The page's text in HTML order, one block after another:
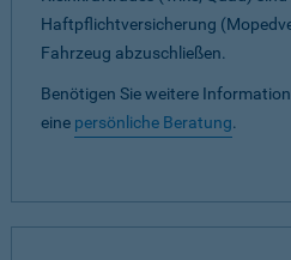
Haftpflichtversicherung
Fahrzeug abzuschließen.
Benötigen Sie weitere
eine persönliche Beratung.